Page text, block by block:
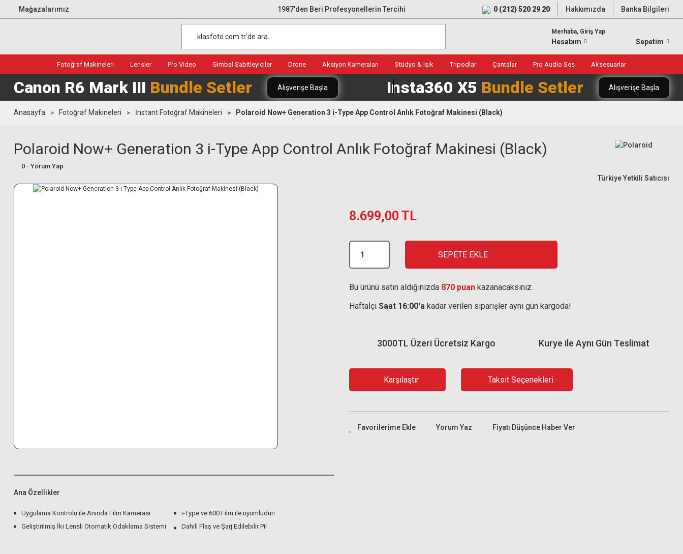
Mağazalarımız 1987'den Beri Profesyonellerin Tercihi 0 (212) 520 29 20 Hakkımızda Banka Bilgileri
Merhaba, Giriş Yap
Hesabım Sepetim
Fotoğraf Makineleri Lensler Pro Video Gimbal Sabitleyiciler Drone Aksiyon Kameraları Stüdyo & Işık Tripodlar Çantalar Pro Audio Ses Aksesuarlar
Canon R6 Mark III Bundle Setler Alışverişe Başla Insta360 X5 Bundle Setler Alışverişe Başla
Anasayfa Fotoğraf Makineleri İnstant Fotoğraf Makineleri Polaroid Now+ Generation 3 i-Type App Control Anlık Fotoğraf Makinesi (Black)
Polaroid Now+ Generation 3 i-Type App Control Anlık Fotoğraf Makinesi (Black)
0 - Yorum Yap
Türkiye Yetkili Satıcısı
Ana Özellikler
Uygulama Kontrolü ile Anında Film Kamerası
i-Type ve 600 Film ile uyumludurı
Geliştirilmiş İki Lensli Otomatik Odaklama Sistemi
Dahili Flaş ve Şarj Edilebilir Pil
8.699,00 TL
SEPETE EKLE
Bu ürünü satın aldığınızda 870 puan kazanacaksınız.
Haftaİçi Saat 16:00'a kadar verilen siparişler aynı gün kargoda!
Kurye ile Aynı Gün Teslimat
3000TL Üzeri Ücretsiz Kargo
Karşılaştır Taksit Seçenekleri
Yorum Yaz Fiyatı Düşünce Haber Ver